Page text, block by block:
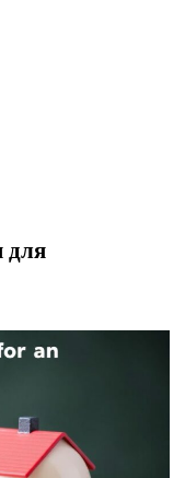
для